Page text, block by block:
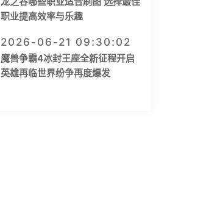
职业提高效率与乐趣
2026-06-21 09:30:02
魔兽争霸4冰封王座全新征程开启
英雄再临世界纷争再度爆发